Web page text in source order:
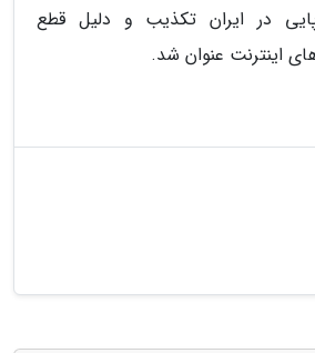
در ایران تکذیب و دلیل قطع
اینترنت عنوان شد.